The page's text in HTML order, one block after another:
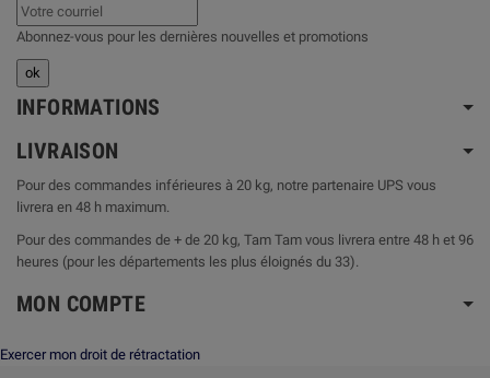
Abonnez-vous pour les dernières nouvelles et promotions
INFORMATIONS
LIVRAISON
Pour des commandes inférieures à 20 kg, notre partenaire UPS vous
livrera en 48 h maximum.
Pour des commandes de + de 20 kg, Tam Tam vous livrera entre 48 h et 96
heures (pour les départements les plus éloignés du 33).
MON COMPTE
Exercer mon droit de rétractation